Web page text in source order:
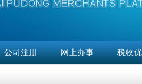
公司注册 网上办事 税收